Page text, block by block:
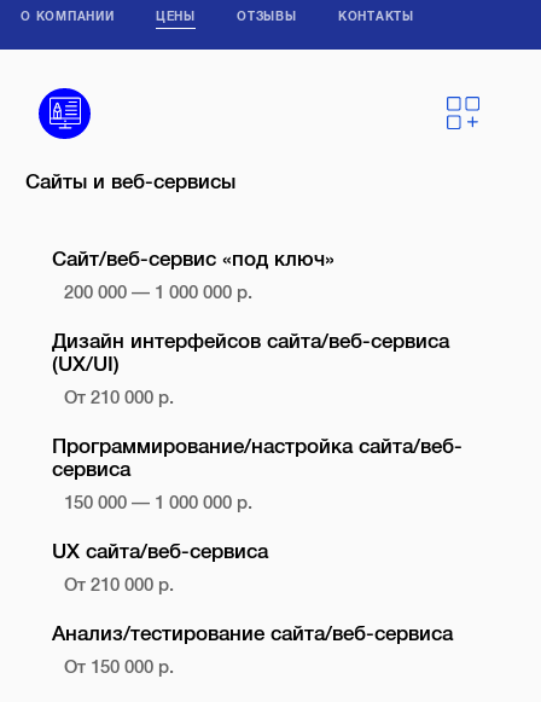
О КОМПАНИИ ЦЕНЫ ОТЗЫВЫ КОНТАКТЫ
Сайты и веб-сервисы
Сайт/веб-сервис «под ключ»
200 000 — 1 000 000 р.
Дизайн интерфейсов сайта/веб-сервиса
(UX/UI)
От 210 000 р.
Программирование/настройка сайта/веб-
сервиса
150 000 — 1 000 000 р.
UX сайта/веб-сервиса
От 210 000 р.
Анализ/тестирование сайта/веб-сервиса
От 150 000 р.